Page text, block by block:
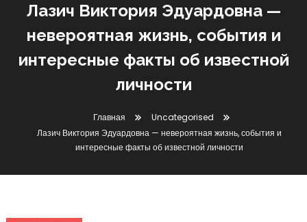
Лазич Виктория Эдуардовна —
невероятная жизнь, события и
интересные факты об известной
личности
Главная
Uncategorised
Лазич Виктория Эдуардовна — невероятная жизнь, события и
интересные факты об известной личности